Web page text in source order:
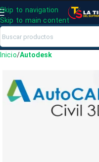
Skip to navigation
Skip to main content
Inicio Autodesk